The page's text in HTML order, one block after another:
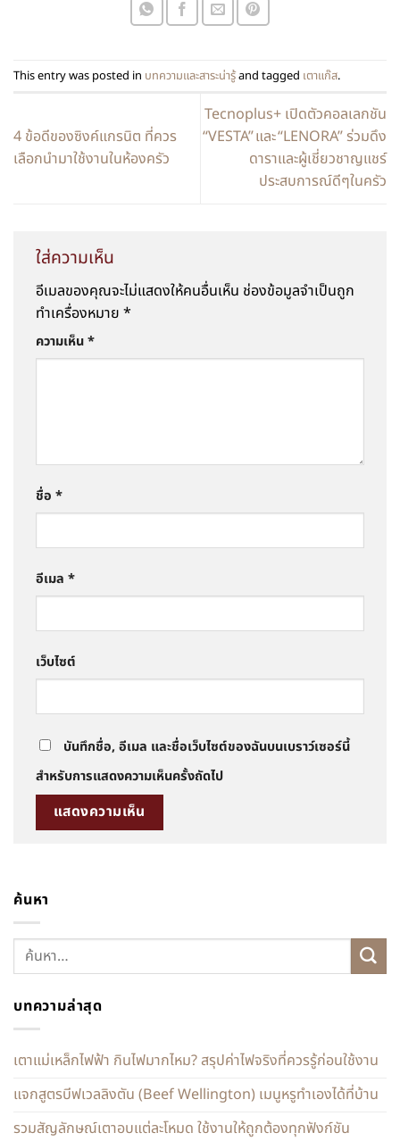
This entry was posted in บทความและสาระน่ารู้and tagged เตาแก๊ส.
4 ข้อดีของซิงค์แกรนิต ที่ควร
เลือกนำมาใช้งานในห้องครัว
Tecnoplus+ เปิดตัวคอลเลกชัน
“VESTA” และ “LENORA” ร่วมดึง
ดาราและผู้เชี่ยวชาญแชร์
ประสบการณ์ดีๆในครัว
ใส่ความเห็น
อีเมลของคุณจะไม่แสดงให้คนอื่นเห็น ช่องข้อมูลจำเป็นถูก
ทำเครื่องหมาย *
ความเห็น*
ชื่อ *
อีเมล *
เว็บไซต์
บันทึกชื่อ, อีเมล และชื่อเว็บไซต์ของฉันบนเบราว์เซอร์นี้
สำหรับการแสดงความเห็นครั้งถัดไป
ค้นหา
บทความล่าสุด
เตาแม่เหล็กไฟฟ้า กินไฟมากไหม? สรุปค่าไฟจริงที่ควรรู้ก่อนใช้งาน
แจกสูตรบีฟเวลลิงตัน (Beef Wellington) เมนูหรูทำเองได้ที่บ้าน
รวมสัญลักษณ์เตาอบแต่ละโหมด ใช้งานให้ถูกต้องทุกฟังก์ชัน